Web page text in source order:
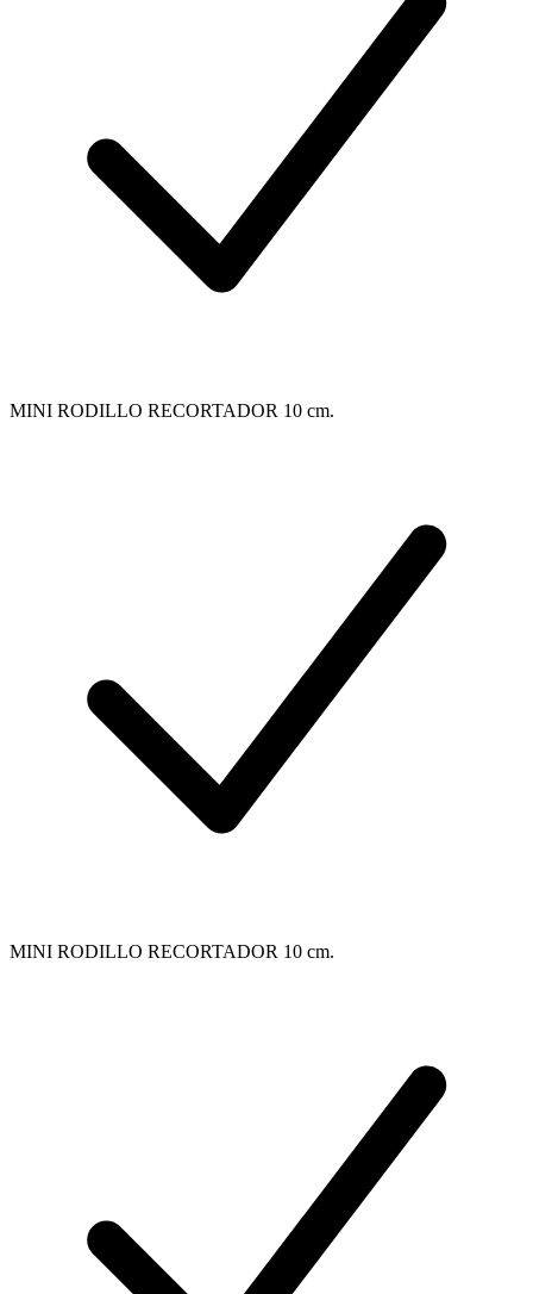
MINI RODILLO RECORTADOR 10 cm.
MINI RODILLO RECORTADOR 10 cm.